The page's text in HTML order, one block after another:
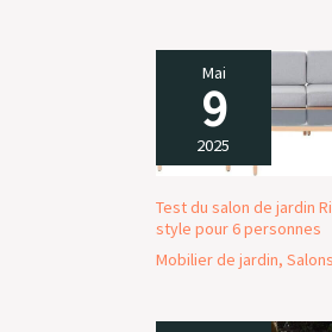
Mai
9
2025
Test du salon de jardin
style pour 6 personnes
Mobilier de jardin,